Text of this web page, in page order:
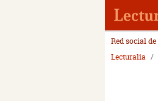
Red social
Lecturalia